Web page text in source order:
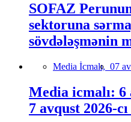
SOFAZ
sektoruna
sövdələşmənin
Media İcmalı, 07
Media icmalı: 6
7 avqust 2026-